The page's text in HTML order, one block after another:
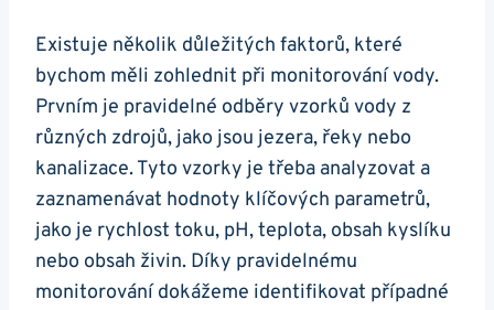
Existuje několik důležitých faktorů, které
bychom měli zohlednit při monitorování vody.
Prvním je pravidelné odběry vzorků vody z
různých zdrojů, jako jsou jezera, řeky nebo
kanalizace. Tyto vzorky je třeba analyzovat a
zaznamenávat hodnoty klíčových parametrů,
jako je rychlost toku, pH, teplota, obsah kyslíku
nebo obsah živin. Díky pravidelnému
monitorování dokážeme identifikovat případné